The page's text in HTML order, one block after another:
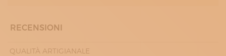
RECENSIONI
QUALITÀ ARTIGIANALE